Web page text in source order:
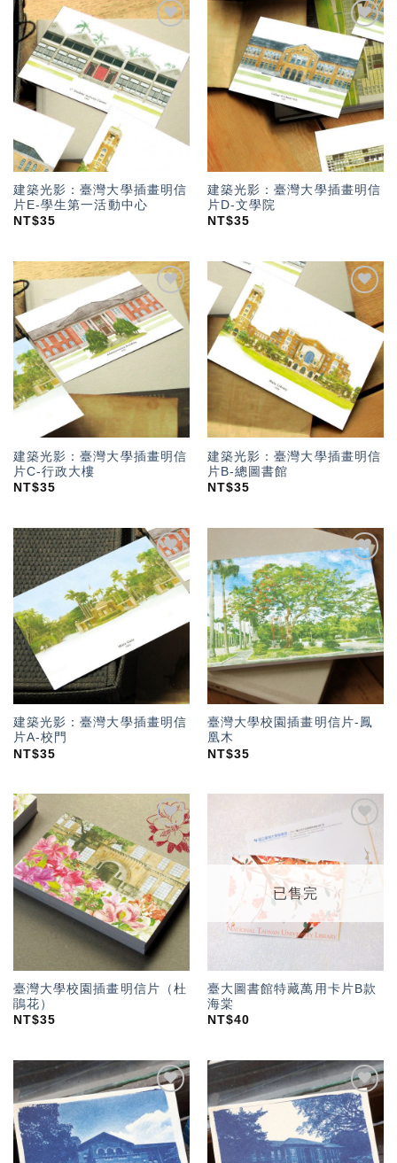
加入
「願
望輕
單」
建築光影：臺灣大學插畫明信
片E-學生第一活動中心
NT$35
加入
「願
望輕
單」
建築光影：臺灣大學插畫明信
片D-文學院
NT$35
加入
「願
望輕
單」
建築光影：臺灣大學插畫明信
片C-行政大樓
NT$35
加入
「願
望輕
建築光影：臺灣大學插畫明信
片B-總圖書館
NT$35
加入
「願
望輕
建築光影：臺灣大學插畫明信
片A-校門
NT$35
加入
「願
望輕
單」
臺灣大學校園插畫明信片-鳳
凰木
NT$35
加入
「願
望輕
單」
臺灣大學校園插畫明信片（杜
鵑花）
NT$35
加入
「願
望輕
已售完
臺大圖書館特藏萬用卡片B款
海棠
NT$40
加入
「願
望輕
單」
加入
「願
望輕
單」